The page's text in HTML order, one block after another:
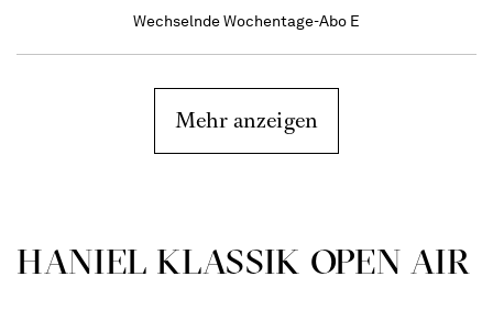
Wechselnde Wochentage-Abo E
Mehr anzeigen
HANIEL KLASSIK OPEN AIR